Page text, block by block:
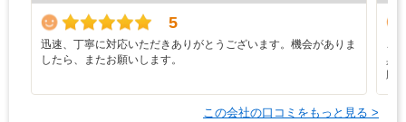
5
迅速、丁寧に対応いただきありがとうございます。機会がありま
したら、またお願いします。
こ
具
願
この会社の口コミをもっと見る >